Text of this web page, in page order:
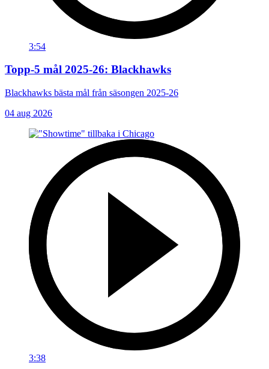
3:54
Topp-5 mål 2025-26: Blackhawks
Blackhawks bästa mål från säsongen 2025-26
04 aug 2026
3:38